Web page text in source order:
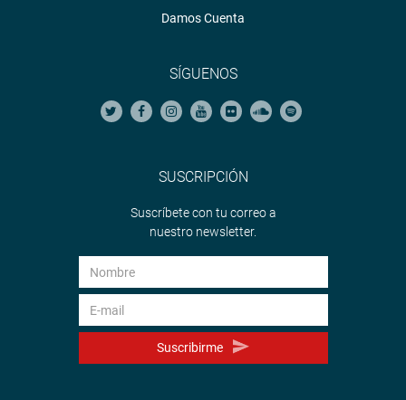
Damos Cuenta
SÍGUENOS
SUSCRIPCIÓN
Suscríbete con tu correo a
nuestro newsletter.
Suscribirme